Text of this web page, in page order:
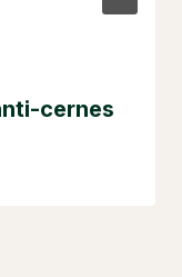
cernes